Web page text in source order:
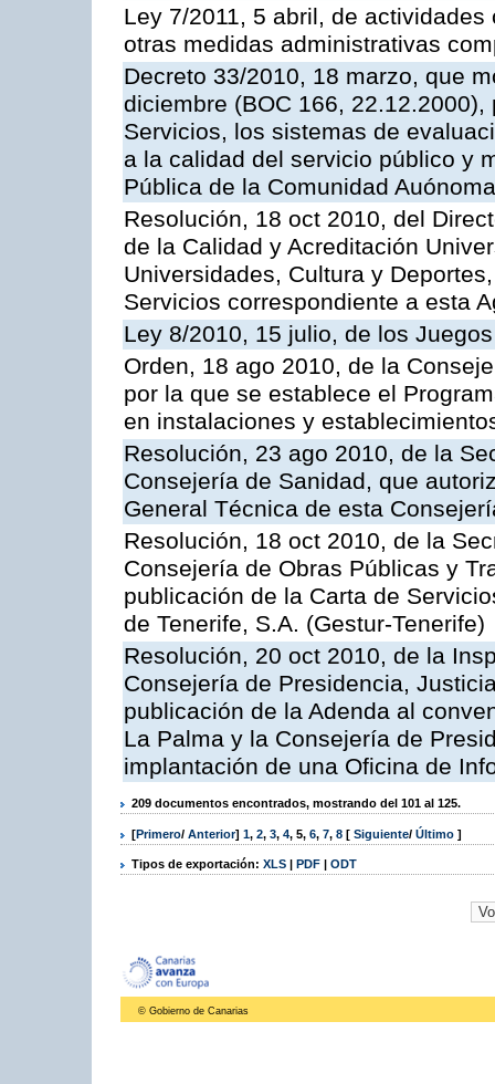
Ley 7/2011, 5 abril, de
otras medidas administrativas
Decreto 33/2010, 18 marzo, que
diciembre (BOC 166,
Servicios, los sistemas de
a la calidad del servicio público y
Pública de la Comunidad
Resolución, 18 oct 2010, del
de la Calidad y Acreditación
Universidades, Cultura y
Servicios correspondiente a esta
Ley 8/2010, 15 julio, de los
Orden, 18 ago 2010, de la
por la que se establece el
en instalaciones y
Resolución, 23 ago 2010, de la
Consejería de Sanidad, que
General Técnica de esta
Resolución, 18 oct 2010, de la
Consejería de Obras Públicas y
publicación de la Carta de
de Tenerife, S.A. (Gestur-Tenerife)
Resolución, 20 oct 2010, de la
Consejería de Presidencia,
publicación de la Adenda al
La Palma y la Consejería de
implantación de una Oficina de
209 documentos encontrados, mostrando del 101 al 125.
[Primero/ Anterior] 1, 2, 3, 4, 5, 6, 7, 8 [ Siguiente/ Último ]
Tipos de exportación: XLS | PDF | ODT
© Gobierno de Canarias